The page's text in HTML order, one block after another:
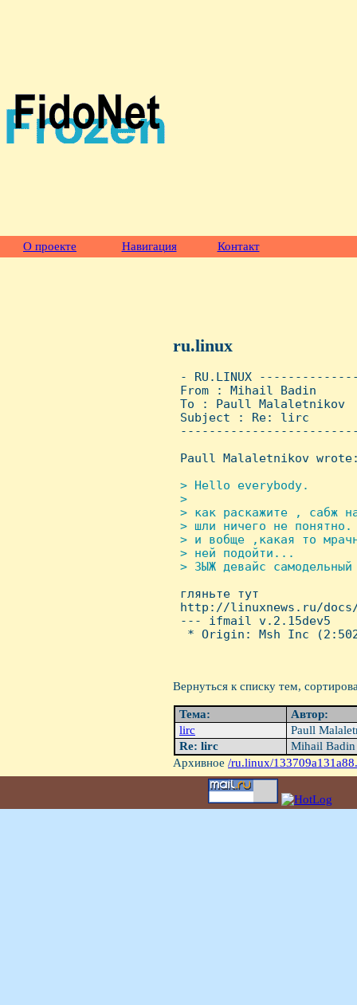
О проекте Навигация Контакт
ru.linux
- RU.LINUX
From : Mihail Badin
To : Paull Malaletnikov
Subject : Re: lirc
Paull Malaletnikov
> Hello everybody.
>
> как pаскажите , сабж
> шли ничего не
> и вобще ,какая то
> ней подойти...
> ЗЫЖ девайс
гляньте тут
http://linuxnews.ru/docs/
--- ifmail v.2.15dev5
* Origin: Msh Inc
Вернуться к списку тем,
Тема:
Автор:
lirc
Paull
Re: lirc
Mihail
Архивное /ru.linux/